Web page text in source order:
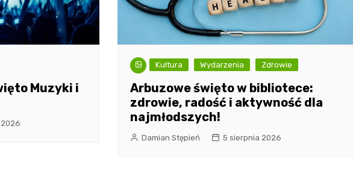
Muzyki i
Kultura Wydarzenia Zdrowie
Arbuzowe święto w bibliotece:
zdrowie, radość i aktywność dla
najmłodszych!
Damian Stępień 5 sierpnia 2026